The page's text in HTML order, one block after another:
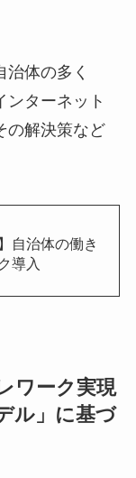
治体の多く
ンターネット
の解決策など
自治体の働き
導入
ワーク実現
ル」に基づ